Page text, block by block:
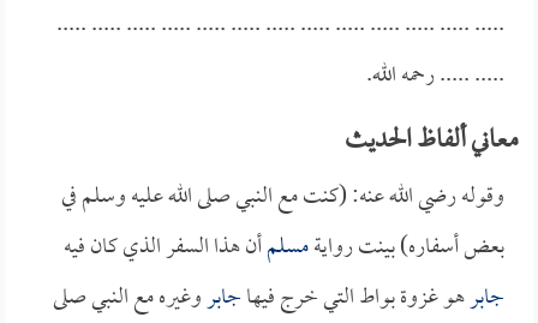
..... ..... ..... ..... ..... ..... ..... ..... ..... ..... ..... ..... .....
..... ..... رحمه الله.
معاني ألفاظ الحديث
وقوله رضي الله عنه: (كنت مع النبي صلى الله عليه وسلم في
بعض أسفاره) بينت روايةمسلمأن هذا السفر الذي كان فيه
جابرهو غزوة بواط التي خرج فيهاجابروغيره مع النبي صلى